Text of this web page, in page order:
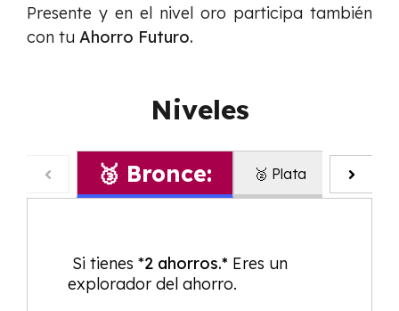
Presente y en el nivel oro participa también
con tu Ahorro Futuro.
Niveles
🥉 Bronce: 🥈 Plata 🥇 Oro
Si tienes *2 ahorros.* Eres un
explorador del ahorro.